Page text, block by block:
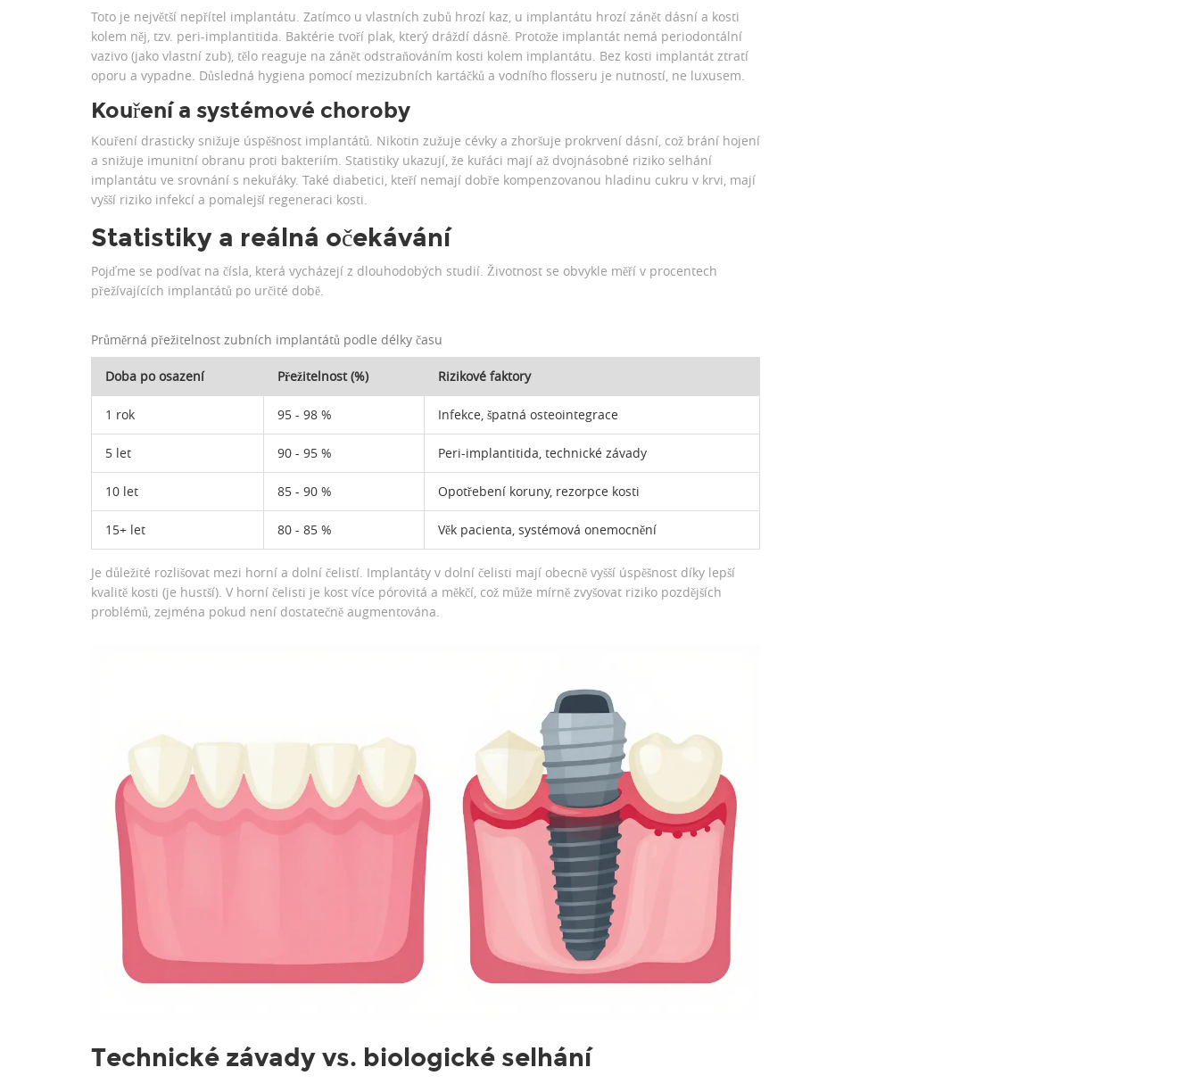
Toto je největší nepřítel implantátu. Zatímco u vlastních zubů hrozí kaz, u implantátu hrozí zánět dásní a kosti
kolem něj, tzv. peri-implantitida. Baktérie tvoří plak, který dráždí dásně. Protože implantát nemá periodontální
vazivo (jako vlastní zub), tělo reaguje na zánět odstraňováním kosti kolem implantátu. Bez kosti implantát ztratí
oporu a vypadne. Důsledná hygiena pomocí mezizubních kartáčků a vodního flosseru je nutností, ne luxusem.
Kouření a systémové choroby
Kouření drasticky snižuje úspěšnost implantátů. Nikotin zužuje cévky a zhoršuje prokrvení dásní, což brání hojení
a snižuje imunitní obranu proti bakteriím. Statistiky ukazují, že kuřáci mají až dvojnásobné riziko selhání
implantátu ve srovnání s nekuřáky. Také diabetici, kteří nemají dobře kompenzovanou hladinu cukru v krvi, mají
vyšší riziko infekcí a pomalejší regeneraci kosti.
Statistiky a reálná očekávání
Pojďme se podívat na čísla, která vycházejí z dlouhodobých studií. Životnost se obvykle měří v procentech
přežívajících implantátů po určité době.
Průměrná přežitelnost zubních implantátů podle délky času
Doba po osazení Přežitelnost (%) Rizikové faktory
1 rok 95 - 98 % Infekce, špatná osteointegrace
5 let 90 - 95 % Peri-implantitida, technické závady
10 let 85 - 90 % Opotřebení koruny, rezorpce kosti
15+ let 80 - 85 % Věk pacienta, systémová onemocnění
Je důležité rozlišovat mezi horní a dolní čelistí. Implantáty v dolní čelisti mají obecně vyšší úspěšnost díky lepší
kvalitě kosti (je hustší). V horní čelisti je kost více pórovitá a měkčí, což může mírně zvyšovat riziko pozdějších
problémů, zejména pokud není dostatečně augmentována.
Technické závady vs. biologické selhání